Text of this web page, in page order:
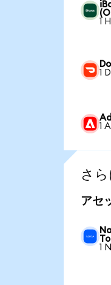
1
1
1
さ
アセ
1